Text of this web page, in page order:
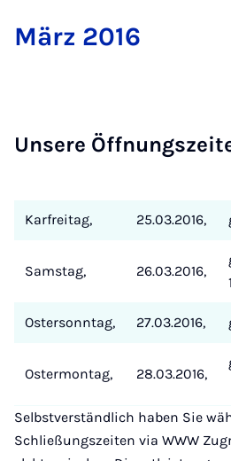
März 2016
Un­se­re
Karfreitag, 25.03.2016,
Samstag, 26.03.2016,
Ostersonntag, 27.03.2016,
Ostermontag, 28.03.2016,
Selbstverständlich haben Sie
Schließungszeiten via WWW